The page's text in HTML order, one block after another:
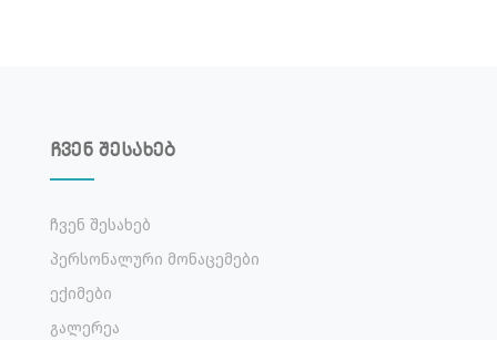
ჩვენ შესახებ
Ჩვენ Შესახებ
Პერსონალური Მონაცემები
Ექიმები
Გალერეა